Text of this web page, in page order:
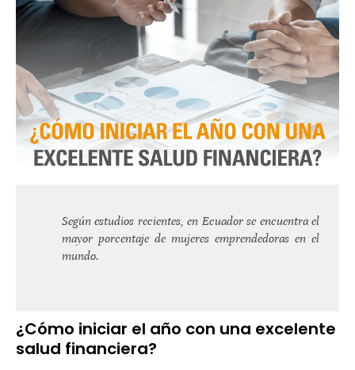
Según estudios recientes, en Ecuador se encuentra el
mayor porcentaje de mujeres emprendedoras en el
mundo.
¿Cómo iniciar el año con una excelente
salud financiera?